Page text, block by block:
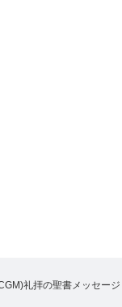
礼拝の聖書メッセージ